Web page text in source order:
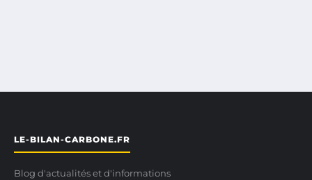
LE-BILAN-CARBONE.FR
Blog d'actualités et d'informations